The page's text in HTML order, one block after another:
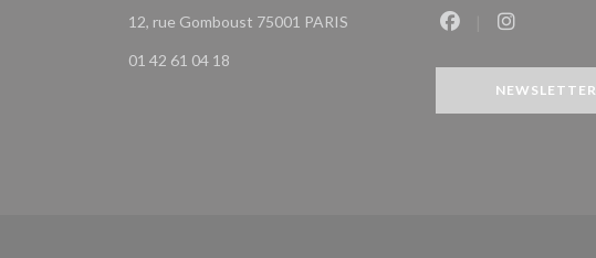
12, rue Gomboust 75001 PARIS((otevře se v novém okně))
01 42 61 04 18
NEWSLETTER